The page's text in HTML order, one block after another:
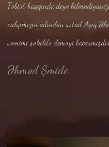
Təbiət haqqında deyə
xalqımızın adından ustad Aşıq
səmimi şəkildə deməyi
Əhməd Şmide